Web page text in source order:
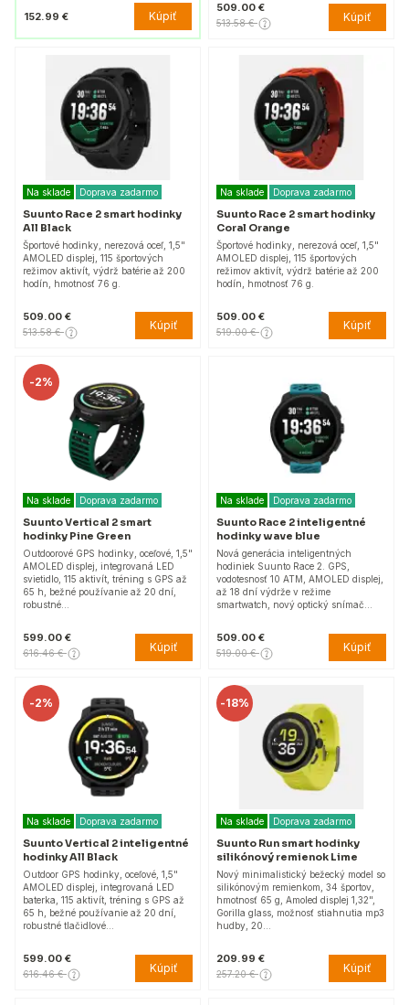
152.99 € Kúpiť
509.00 €
513.58 € Kúpiť
Na sklade Doprava zadarmo
Suunto Race 2 smart hodinky
All Black
Športové hodinky, nerezová oceľ, 1,5"
AMOLED displej, 115 športových
režimov aktivít, výdrž batérie až 200
hodín, hmotnosť 76 g.
509.00 €
513.58 € Kúpiť
Na sklade Doprava zadarmo
Suunto Race 2 smart hodinky
Coral Orange
Športové hodinky, nerezová oceľ, 1,5"
AMOLED displej, 115 športových
režimov aktivít, výdrž batérie až 200
hodín, hmotnosť 76 g.
509.00 €
519.00 € Kúpiť
-2%
Na sklade Doprava zadarmo
Suunto Vertical 2 smart
hodinky Pine Green
Outdoorové GPS hodinky, oceľové, 1,5"
AMOLED displej, integrovaná LED
svietidlo, 115 aktivít, tréning s GPS až
65 h, bežné používanie až 20 dní,
robustné…
599.00 €
616.46 € Kúpiť
Na sklade Doprava zadarmo
Suunto Race 2 inteligentné
hodinky wave blue
Nová generácia inteligentných
hodiniek Suunto Race 2. GPS,
vodotesnosť 10 ATM, AMOLED displej,
až 18 dní výdrže v režime
smartwatch, nový optický snímač…
509.00 €
519.00 € Kúpiť
-2%
Na sklade Doprava zadarmo
Suunto Vertical 2 inteligentné
hodinky All Black
Outdoor GPS hodinky, oceľové, 1,5"
AMOLED displej, integrovaná LED
baterka, 115 aktivít, tréning s GPS až
65 h, bežné používanie až 20 dní,
robustné tlačidlové…
599.00 €
616.46 € Kúpiť
-18%
Na sklade Doprava zadarmo
Suunto Run smart hodinky
silikónový remienok Lime
Nový minimalistický bežecký model so
silikónovým remienkom, 34 športov,
hmotnosť 65 g, Amoled displej 1,32",
Gorilla glass, možnosť stiahnutia mp3
hudby, 20…
209.99 €
257.20 € Kúpiť